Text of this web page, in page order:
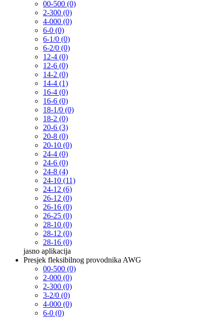
00-500 (0)
2-300 (0)
4-000 (0)
6-0 (0)
6-1/0 (0)
6-2/0 (0)
12-4 (0)
12-6 (0)
14-2 (0)
14-4 (1)
16-4 (0)
16-6 (0)
18-1/0 (0)
18-2 (0)
20-6 (3)
20-8 (0)
20-10 (0)
24-4 (0)
24-6 (0)
24-8 (4)
24-10 (11)
24-12 (6)
26-12 (0)
26-16 (0)
26-25 (0)
28-10 (0)
28-12 (0)
28-16 (0)
jasno aplikacija
Presjek fleksibilnog provodnika AWG
00-500 (0)
2-000 (0)
2-300 (0)
3-2/0 (0)
4-000 (0)
6-0 (0)